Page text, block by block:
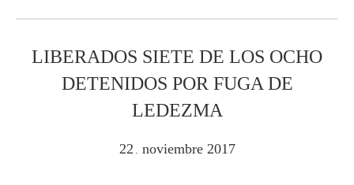
LIBERADOS SIETE DE LOS OCHO
DETENIDOS POR FUGA DE
LEDEZMA
22 . noviembre 2017